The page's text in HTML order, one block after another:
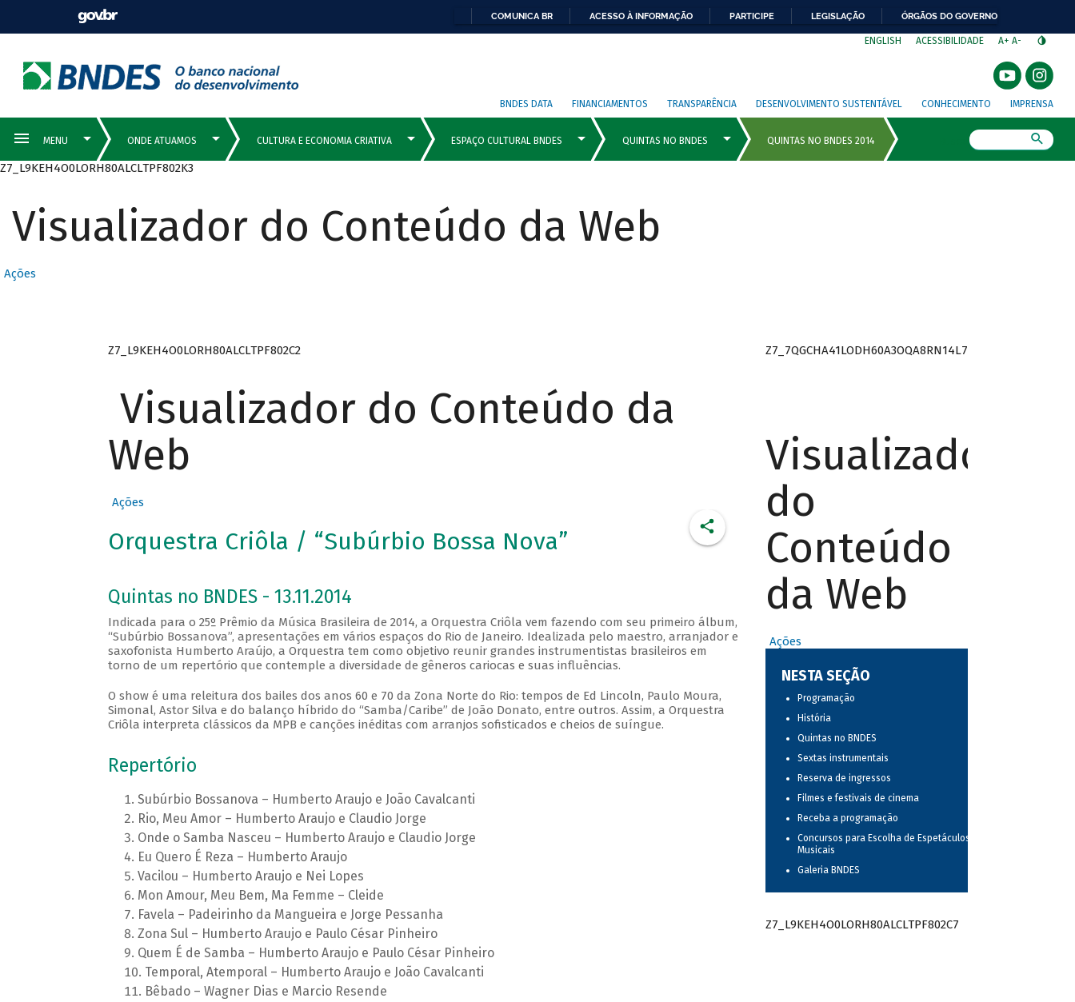
COMUNICA BR ACESSO À INFORMAÇÃO PARTICIPE LEGISLAÇÃO ÓRGÃOS DO GOVERNO
ENGLISH ACESSIBILIDADE A+ A-
BNDES DATA FINANCIAMENTOS TRANSPARÊNCIA DESENVOLVIMENTO SUSTENTÁVEL CONHECIMENTO IMPRENSA
Z7_L9KEH4O0LORH80ALCLTPF802K3
Visualizador do Conteúdo da Web
Ações
Z7_L9KEH4O0LORH80ALCLTPF802C2
Visualizador do Conteúdo da
Web
Ações
Orquestra Criôla / “Subúrbio Bossa Nova”
Quintas no BNDES - 13.11.2014
Indicada para o 25º Prêmio da Música Brasileira de 2014, a Orquestra Criôla vem fazendo com seu primeiro álbum,
“Subúrbio Bossanova”, apresentações em vários espaços do Rio de Janeiro. Idealizada pelo maestro, arranjador e
saxofonista Humberto Araújo, a Orquestra tem como objetivo reunir grandes instrumentistas brasileiros em
torno de um repertório que contemple a diversidade de gêneros cariocas e suas influências.
O show é uma releitura dos bailes dos anos 60 e 70 da Zona Norte do Rio: tempos de Ed Lincoln, Paulo Moura,
Simonal, Astor Silva e do balanço híbrido do “Samba/Caribe” de João Donato, entre outros. Assim, a Orquestra
Criôla interpreta clássicos da MPB e canções inéditas com arranjos sofisticados e cheios de suíngue.
Repertório
Subúrbio Bossanova – Humberto Araujo e João Cavalcanti
Rio, Meu Amor – Humberto Araujo e Claudio Jorge
Onde o Samba Nasceu – Humberto Araujo e Claudio Jorge
Eu Quero É Reza – Humberto Araujo
Vacilou – Humberto Araujo e Nei Lopes
Mon Amour, Meu Bem, Ma Femme – Cleide
Favela – Padeirinho da Mangueira e Jorge Pessanha
Zona Sul – Humberto Araujo e Paulo César Pinheiro
Quem É de Samba – Humberto Araujo e Paulo César Pinheiro
Temporal, Atemporal – Humberto Araujo e João Cavalcanti
Bêbado – Wagner Dias e Marcio Resende
Z7_7QGCHA41LODH60A3OQA8RN14L7
Visualizador
do
Conteúdo
da Web
Ações
NESTA SEÇÃO
Programação
História
Quintas no BNDES
Sextas instrumentais
Reserva de ingressos
Filmes e festivais de cinema
Receba a programação
Concursos para Escolha de Espetáculos
Musicais
Galeria BNDES
Z7_L9KEH4O0LORH80ALCLTPF802C7